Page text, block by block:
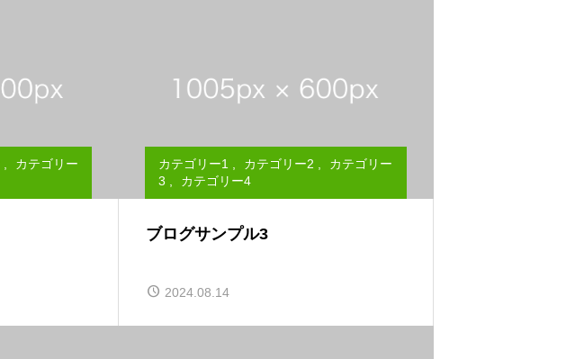
カテゴリー
カテゴリー1 カテゴリー2
カテゴリー
3
カテゴリー4
ブログサンプル3
2024.08.14